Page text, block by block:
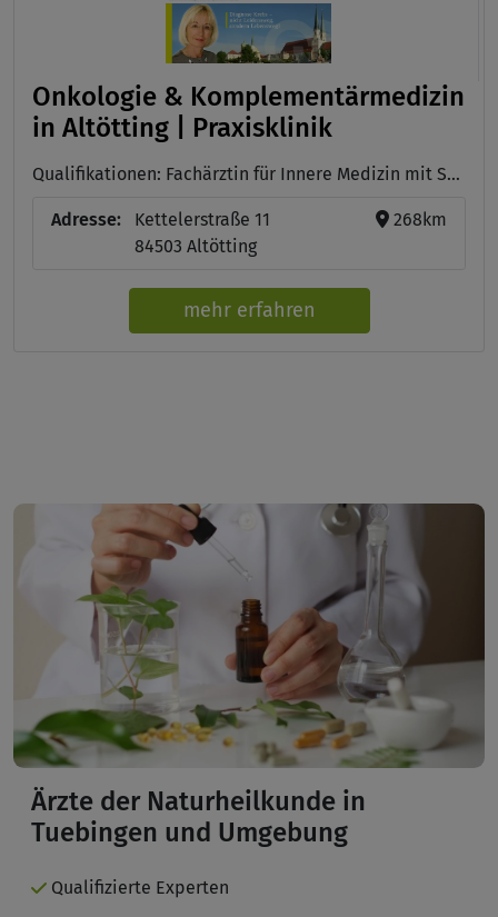
Onkologie & Komplementärmedizin
in Altötting | Praxisklinik
Qualifikationen: Fachärztin für Innere Medizin mit Schwerpunkt Hämato-Onkologie, Medizinische Fachangestellte für Hämatologie und Onkologie, Fachassistentin für orale Tumortherapie
Adresse:
Kettelerstraße 11
84503 Altötting
268km
mehr erfahren
Ärzte der Naturheilkunde in
Tuebingen und Umgebung
Qualifizierte Experten